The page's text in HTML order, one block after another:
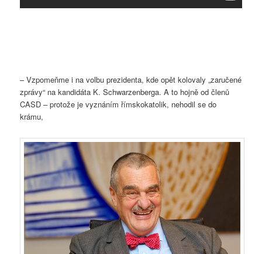
– Vzpomeňme i na volbu prezidenta, kde opět kolovaly „zaručené
zprávy“ na kandidáta K. Schwarzenberga. A to hojně od členů
CASD – protože je vyznáním římskokatolik, nehodil se do
krámu,